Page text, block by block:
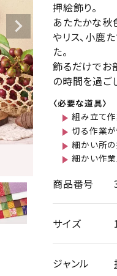
押絵飾り。
あたたかな秋
やリス、小鹿
た。
飾るだけでお
の時間を過ご
〈必要な道具〉
組み立て
切る作業が
細かい所
細かい作
商品番号
サイズ
ジャンル